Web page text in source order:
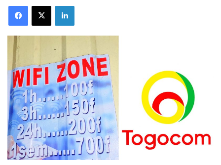
FacebookX Linkedin